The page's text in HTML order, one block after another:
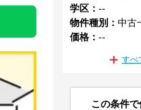
学区 ：--
物件種別 ：中古
価格 ：--
すべ
この条件